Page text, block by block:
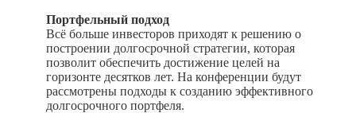
Портфельный подход
Всё больше инвесторов приходят к решению о
построении долгосрочной стратегии, которая
позволит обеспечить достижение целей на
горизонте десятков лет. На конференции будут
рассмотрены подходы к созданию эффективного
долгосрочного портфеля.